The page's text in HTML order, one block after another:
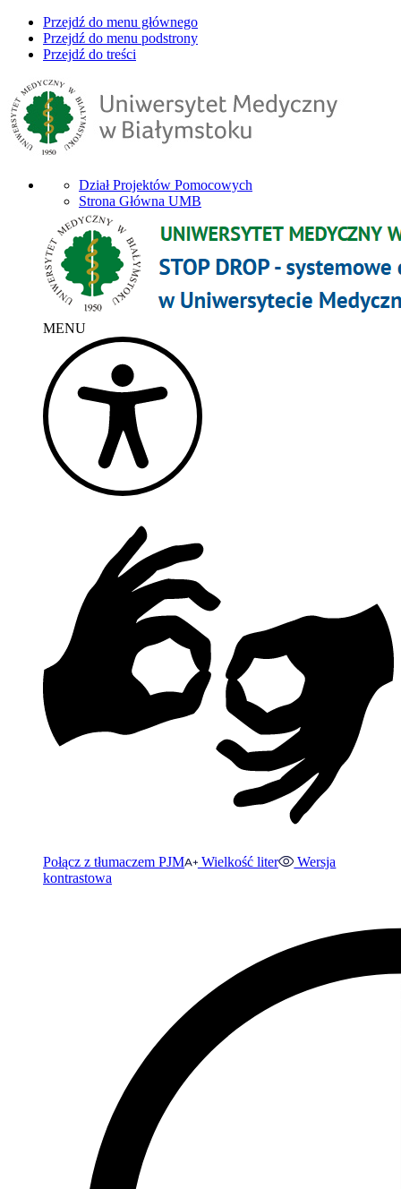
Przejdź do menu głównego
Przejdź do menu podstrony
Przejdź do treści
Dział Projektów Pomocowych
Strona Główna UMB
MENU
Połącz z tłumaczem PJM Wielkość liter
Wersja
kontrastowa